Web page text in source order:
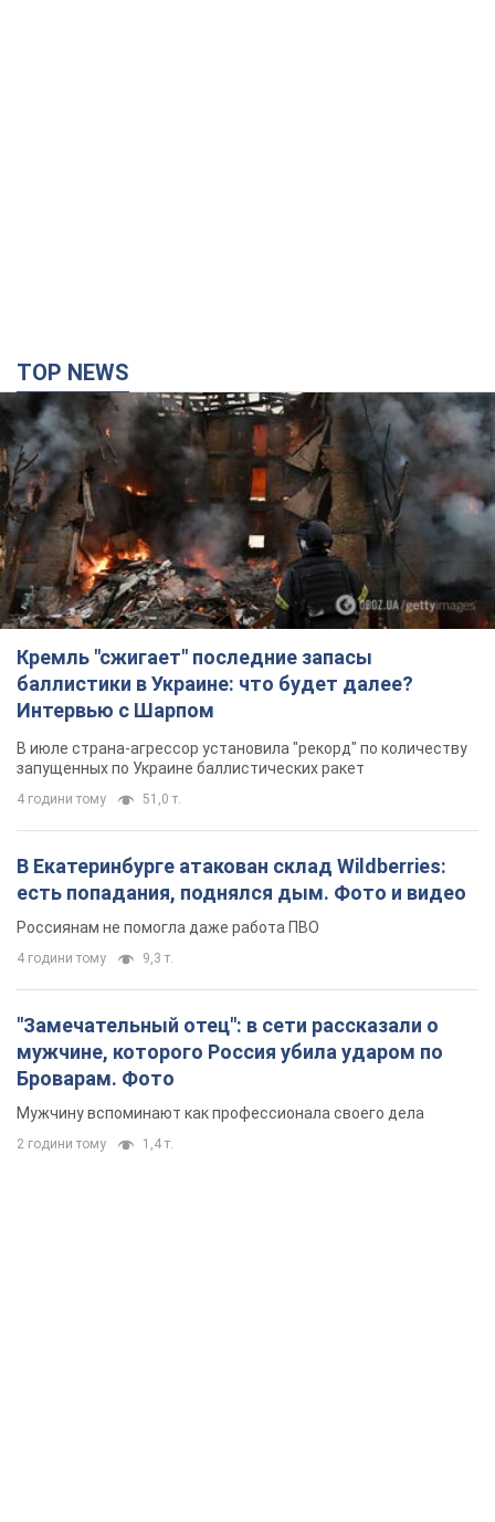
TOP NEWS
Кремль "сжигает" последние запасы
баллистики в Украине: что будет далее?
Интервью с Шарпом
В июле страна-агрессор установила "рекорд" по количеству
запущенных по Украине баллистических ракет
4 години тому 51,0 т.
В Екатеринбурге атакован склад Wildberries:
есть попадания, поднялся дым. Фото и видео
Россиянам не помогла даже работа ПВО
4 години тому 9,3 т.
"Замечательный отец": в сети рассказали о
мужчине, которого Россия убила ударом по
Броварам. Фото
Мужчину вспоминают как профессионала своего дела
2 години тому 1,4 т.